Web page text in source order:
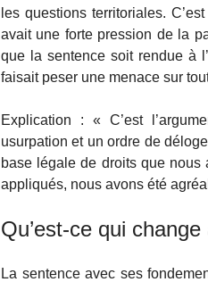
les questions territoriales.
avait une forte pression de la
que la sentence soit rendue à
faisait peser une menace sur
Explication : « C’est
usurpation et un ordre de
base légale de droits que
appliqués, nous avons été
Qu’est-ce qui
La sentence avec ses